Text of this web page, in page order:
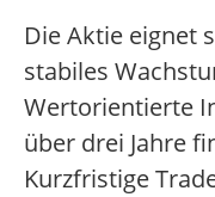
Die Aktie eignet
stabiles
Wertorientierte
über drei Jahre
Kurzfristige